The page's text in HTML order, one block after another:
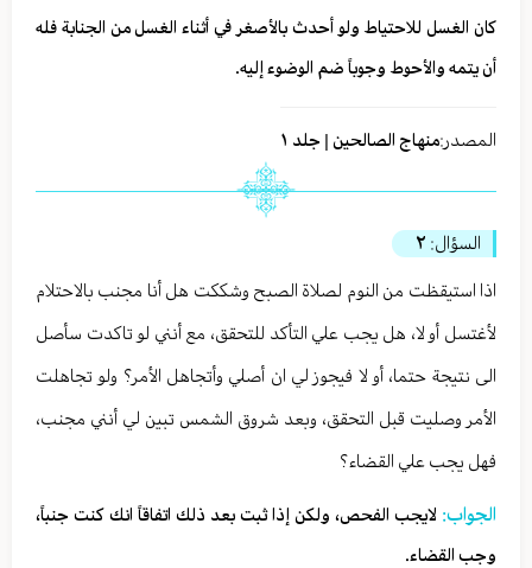
كان الغسل للاحتياط ولو أحدث بالأصغر في أثناء الغسل من الجنابة فله
أن يتمه والأحوط وجوباً ضم الوضوء إليه.
المصدر:منهاج الصالحين | جلد ١
السؤال: ٢
اذا استيقظت من النوم لصلاة الصبح وشككت هل أنا مجنب بالاحتلام
لأغتسل أو لا، هل يجب علي التأكد للتحقق، مع أنني لو تاكدت سأصل
الى نتيجة حتما، أو لا فيجوز لي ان أصلي وأتجاهل الأمر؟ ولو تجاهلت
الأمر وصليت قبل التحقق، وبعد شروق الشمس تبين لي أنني مجنب،
فهل يجب علي القضاء؟
الجواب: لايجب الفحص، ولكن إذا ثبت بعد ذلك اتفاقاً انك كنت جنباً،
وجب القضاء.